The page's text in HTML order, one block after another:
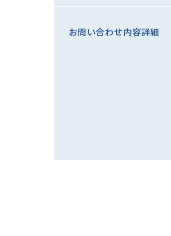
お問い合わせ内容詳細